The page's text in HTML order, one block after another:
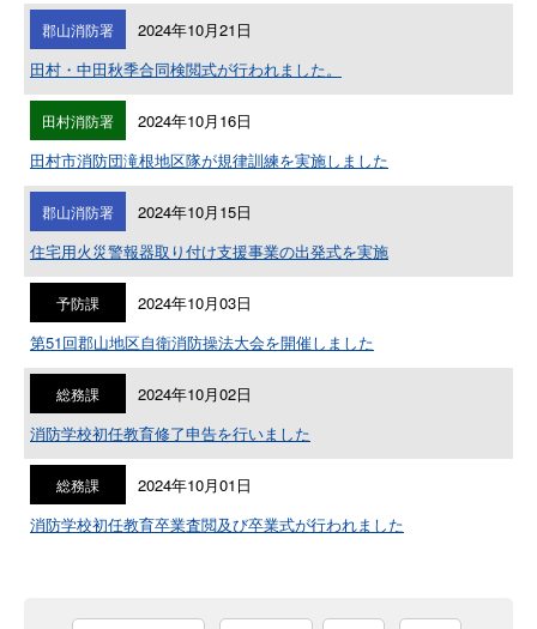
郡山消防署
2024年10月21日
田村・中田秋季合同検閲式が行われました。
田村消防署
2024年10月16日
田村市消防団滝根地区隊が規律訓練を実施しました
郡山消防署
2024年10月15日
住宅用火災警報器取り付け支援事業の出発式を実施
予防課
2024年10月03日
第51回郡山地区自衛消防操法大会を開催しました
総務課
2024年10月02日
消防学校初任教育修了申告を行いました
総務課
2024年10月01日
消防学校初任教育卒業査閲及び卒業式が行われました